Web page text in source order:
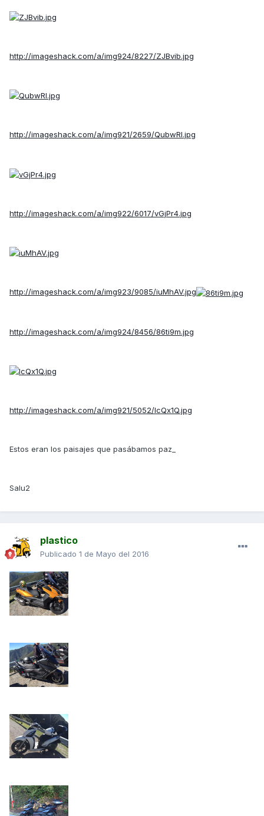
http://imageshack.com/a/img924/8227/ZJBvib.jpg
http://imageshack.com/a/img921/2659/QubwRl.jpg
http://imageshack.com/a/img922/6017/vGjPr4.jpg
http://imageshack.com/a/img923/9085/iuMhAV.jpg
http://imageshack.com/a/img924/8456/86ti9m.jpg
http://imageshack.com/a/img921/5052/lcQx1Q.jpg
Estos eran los paisajes que pasábamos paz_
Salu2
plastico
Publicado 1 de Mayo del 2016